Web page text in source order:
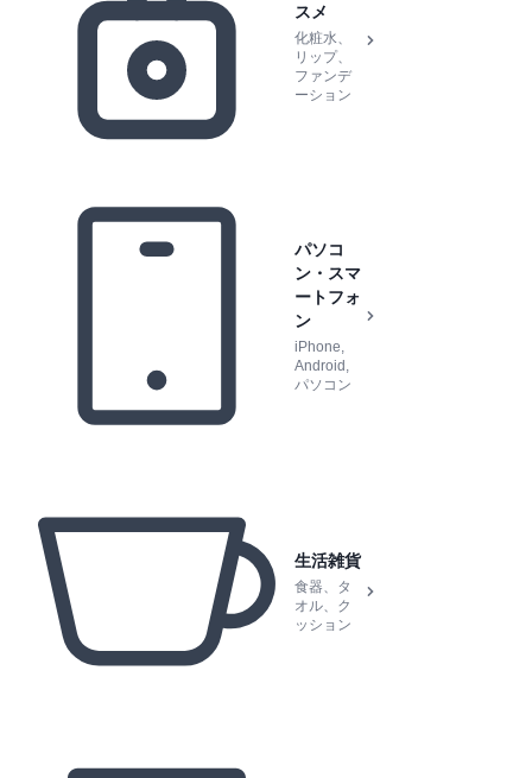
スメ
化粧水、
リップ、
ファンデ
ーション
パソコ
ン・スマ
ートフォ
ン
iPhone,
Android,
パソコン
生活雑貨
食器、タ
オル、ク
ッション